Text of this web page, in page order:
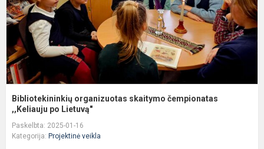
Bibliotekininkių organizuotas skaitymo čempionatas
,,Keliauju po Lietuvą"
Paskelbta: 2025-01-16
Kategorija: Projektinė veikla